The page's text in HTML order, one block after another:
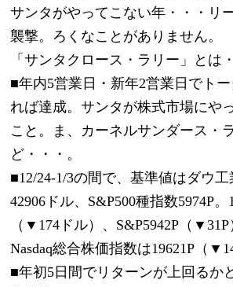
サンタがやってこない年・・・リ
襲撃。ろくなことがありません。
「サンタクロース・ラリー」とは
■年内5営業日・新年2営業日でト
れば達成。サンタが株式市場にや
こと。ま、カーネルサンダース・
ど・・・。
■12/24-1/3の間で、基準値はダウ
42906ドル、S&P500種指数5974P
（▼174ドル）、S&P5942P（
Nasdaq総合株価指数は19621P（
■年初5日間でリターンが上回るか